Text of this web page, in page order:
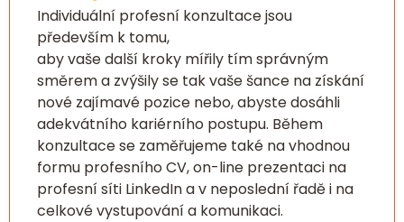
Individuální profesní konzultace jsou
především k tomu,
aby vaše další kroky mířily tím správným
směrem a zvýšily se tak vaše šance na získání
nové zajímavé pozice nebo, abyste dosáhli
adekvátního kariérního postupu. Během
konzultace se zaměřujeme také na vhodnou
formu profesního CV, on-line prezentaci na
profesní síti LinkedIn a v neposlední řadě i na
celkové vystupování a komunikaci.